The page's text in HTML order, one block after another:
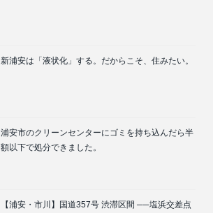
新浦安は「液状化」する。だからこそ、住みたい。
浦安市のクリーンセンターにゴミを持ち込んだら半
額以下で処分できました。
【浦安・市川】国道357号 渋滞区間 ──塩浜交差点